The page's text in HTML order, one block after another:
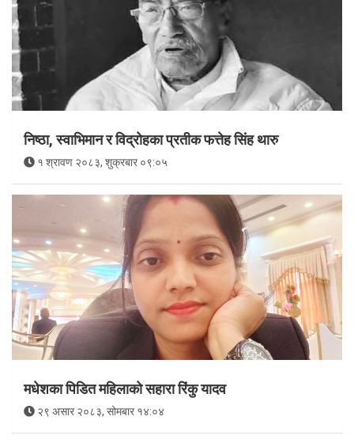
निष्ठा, स्वाभिमान र विद्रोहका प्रतीक फत्तेह सिंह थारु
१ श्रावण २०८३, शुक्रबार ०९:०५
मधेशका पिडित महिलाको सहारा रिंकु यादव
२९ असार २०८३, सोमबार १४:०४